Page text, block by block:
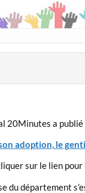
20Minutes a
adoption, le
sur le lien pour
du département